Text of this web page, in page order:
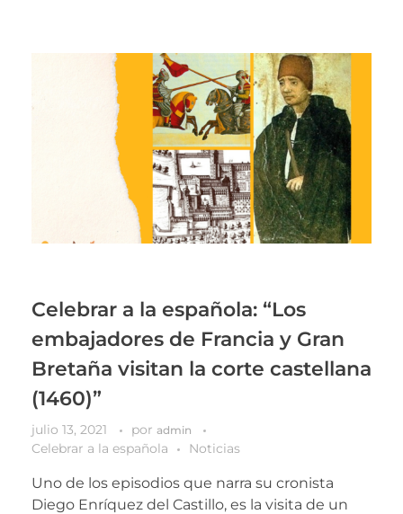
Celebrar a la española: “Los
embajadores de Francia y Gran
Bretaña visitan la corte castellana
(1460)”
julio 13, 2021 por admin
Celebrar a la española Noticias
Uno de los episodios que narra su cronista
Diego Enríquez del Castillo, es la visita de un